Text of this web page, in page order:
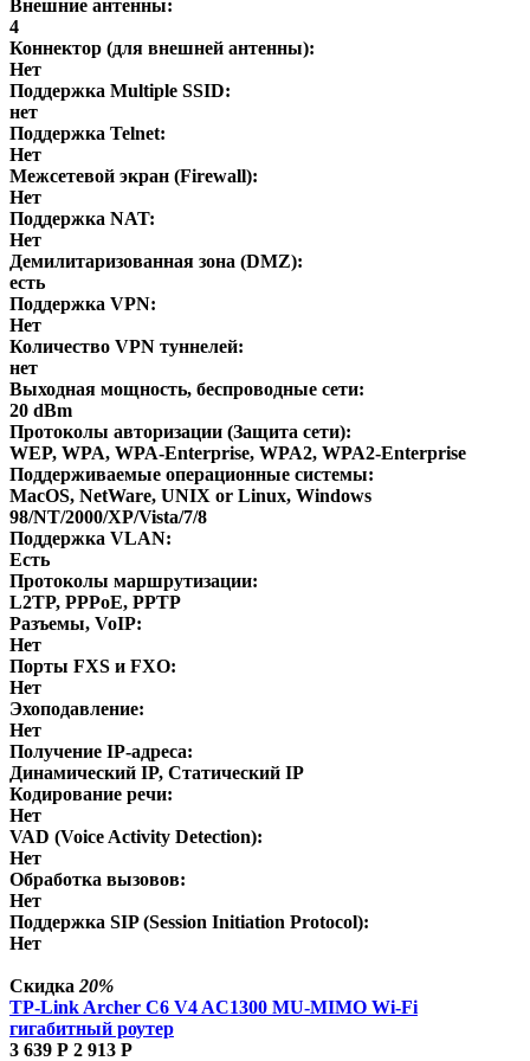
Внешние антенны:
4
Коннектор (для внешней антенны):
Нет
Поддержка Multiple SSID:
нет
Поддержка Telnet:
Нет
Межсетевой экран (Firewall):
Нет
Поддержка NAT:
Нет
Демилитаризованная зона (DMZ):
есть
Поддержка VPN:
Нет
Количество VPN туннелей:
нет
Выходная мощность, беспроводные сети:
20 dBm
Протоколы авторизации (Защита сети):
WEP, WPA, WPA-Enterprise, WPA2, WPA2-Enterprise
Поддерживаемые операционные системы:
MacOS, NetWare, UNIX or Linux, Windows
98/NT/2000/XP/Vista/7/8
Поддержка VLAN:
Есть
Протоколы маршрутизации:
L2TP, PPPoE, PPTP
Разъемы, VoIP:
Нет
Порты FXS и FXO:
Нет
Эхоподавление:
Нет
Получение IP-адреса:
Динамический IP, Статический IP
Кодирование речи:
Нет
VAD (Voice Activity Detection):
Нет
Обработка вызовов:
Нет
Поддержка SIP (Session Initiation Protocol):
Нет
Скидка 20%
TP-Link Archer C6 V4 AC1300 MU-MIMO Wi-Fi
гигабитный роутер
3 639 Р 2 913 Р